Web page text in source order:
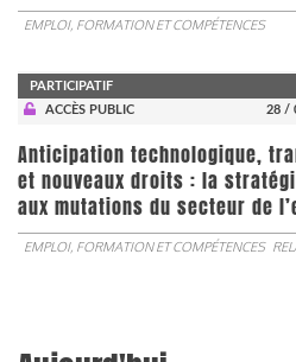
EMPLOI, FORMATION ET COMPÉTENCES
PARTICIPATIF
ACCÈS PUBLIC
28 /
Anticipation technologique,
et nouveaux droits : la stratégie
aux mutations du secteur de
EMPLOI, FORMATION ET COMPÉTENCES